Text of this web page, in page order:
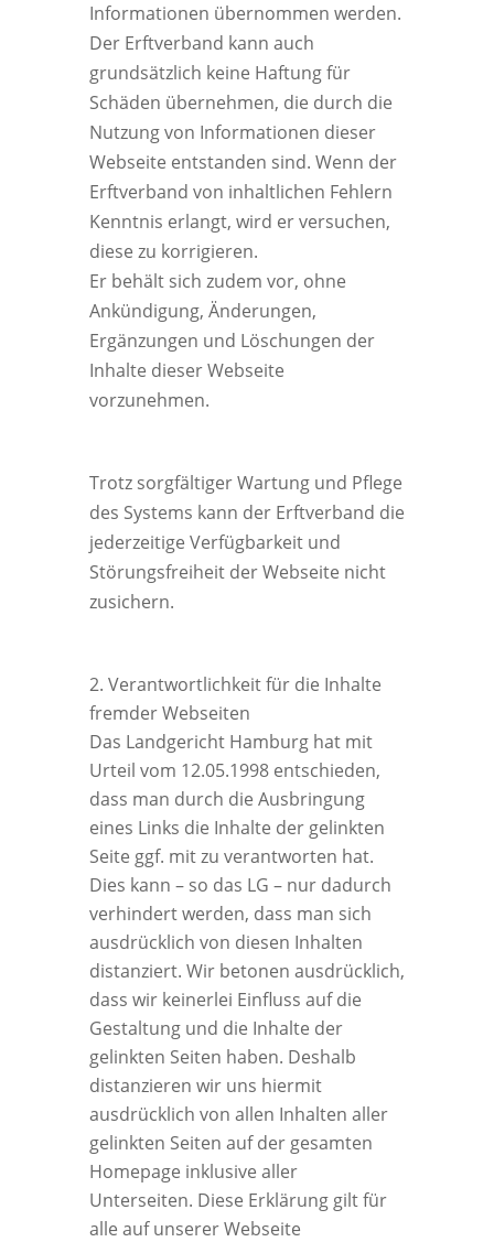
Informationen übernommen werden.
Der Erftverband kann auch
grundsätzlich keine Haftung für
Schäden übernehmen, die durch die
Nutzung von Informationen dieser
Webseite entstanden sind. Wenn der
Erftverband von inhaltlichen Fehlern
Kenntnis erlangt, wird er versuchen,
diese zu korrigieren.
Er behält sich zudem vor, ohne
Ankündigung, Änderungen,
Ergänzungen und Löschungen der
Inhalte dieser Webseite
vorzunehmen.
Trotz sorgfältiger Wartung und Pflege
des Systems kann der Erftverband die
jederzeitige Verfügbarkeit und
Störungsfreiheit der Webseite nicht
zusichern.
Verantwortlichkeit für die Inhalte
fremder Webseiten
Das Landgericht Hamburg hat mit
Urteil vom 12.05.1998 entschieden,
dass man durch die Ausbringung
eines Links die Inhalte der gelinkten
Seite ggf. mit zu verantworten hat.
Dies kann – so das LG – nur dadurch
verhindert werden, dass man sich
ausdrücklich von diesen Inhalten
distanziert. Wir betonen ausdrücklich,
dass wir keinerlei Einfluss auf die
Gestaltung und die Inhalte der
gelinkten Seiten haben. Deshalb
distanzieren wir uns hiermit
ausdrücklich von allen Inhalten aller
gelinkten Seiten auf der gesamten
Homepage inklusive aller
Unterseiten. Diese Erklärung gilt für
alle auf unserer Webseite